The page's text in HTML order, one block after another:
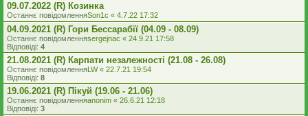
09.07.2022 (R) Козинка
Останнє повідомленняSon1c « 4.7.22 17:32
04.09.2021 (R) Гори Бессарабії (04.09 - 08.09)
Останнє повідомленняsergejnac « 24.9.21 17:58
Відповіді: 4
21.08.2021 (R) Карпати незалежності (21.08 - 26.08)
Останнє повідомленняLW« 22.7.21 19:54
Відповіді: 8
19.06.2021 (R) Пікуй (19.06 - 21.06)
Останнє повідомленняanonim « 26.6.21 12:18
Відповіді: 3